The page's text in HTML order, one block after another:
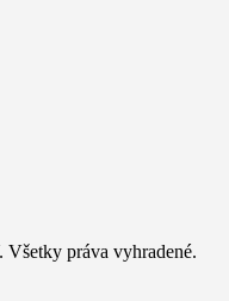
práva vyhradené.